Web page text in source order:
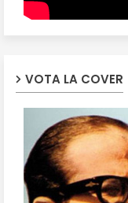
VOTA LA COVER